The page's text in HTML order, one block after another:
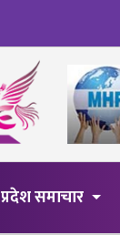
प्रदेश समाचार